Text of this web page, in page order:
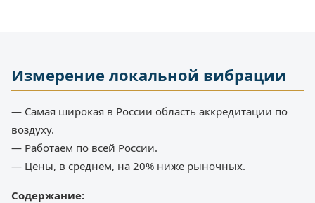
Измерение локальной вибрации
— Самая широкая в России область аккредитации по
воздуху.
— Работаем по всей России.
— Цены, в среднем, на 20% ниже рыночных.
Содержание: